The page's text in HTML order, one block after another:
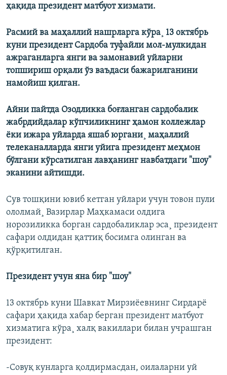
ҳақида президент матбуот хизмати.
Расмий ва маҳаллий нашрларга кўра¸ 13 октябрь
куни президент Сардоба туфайли мол-мулкидан
ажраганларга янги ва замонавий уйларни
топшириш орқали ўз ваъдаси бажарилганини
намойиш қилган.
Айни пайтда Озодликка боғланган сардобалик
жабрдийдалар кўпчиликнинг ҳамон коллежлар
ëки ижара уйларда яшаб юргани¸ маҳаллий
телеканалларда янги уйига президент меҳмон
бўлгани кўрсатилган лавҳанинг навбатдаги "шоу"
эканини айтишди.
Сув тошқини ювиб кетган уйлари учун товон пули
ололмай¸ Вазирлар Маҳкамаси олдига
норозиликка борган сардобаликлар эса¸ президент
сафари олдидан қаттиқ босимга олинган ва
қўрқитилган.
Президент учун яна бир "шоу"
13 октябрь куни Шавкат Мирзиëевнинг Сирдарë
сафари ҳақида хабар берган президент матбуот
хизматига кўра¸ халқ вакиллари билан учрашган
президент:
-Совуқ кунларга қолдирмасдан, оилаларни уй